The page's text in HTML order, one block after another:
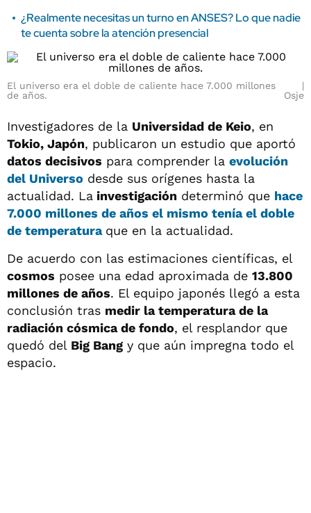
¿Realmente necesitas un turno en ANSES? Lo que nadie
te cuenta sobre la atención presencial
El universo era el doble de caliente hace 7.000 millones
de años.
Osje
Investigadores de la Universidad de Keio, en
Tokio, Japón, publicaron un estudio que aportó
datos decisivos para comprender la evolución
del Universo desde sus orígenes hasta la
actualidad. La investigación determinó que hace
7.000 millones de años el mismo tenía el doble
de temperatura que en la actualidad.
De acuerdo con las estimaciones científicas, el
cosmos posee una edad aproximada de 13.800
millones de años. El equipo japonés llegó a esta
conclusión tras medir la temperatura de la
radiación cósmica de fondo, el resplandor que
quedó del Big Bang y que aún impregna todo el
espacio.